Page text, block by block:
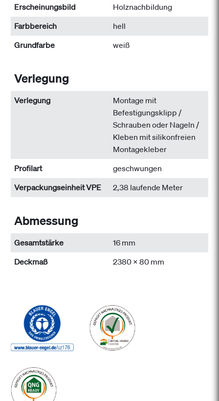
Erscheinungsbild
Holznachbildung
Farbbereich
hell
Grundfarbe
weiß
Verlegung
Verlegung
Montage mit
Befestigungsklipp /
Schrauben oder Nageln /
Kleben mit silikonfreien
Montagekleber
Profilart
geschwungen
Verpackungseinheit VPE
2,38 laufende Meter
Abmessung
Gesamtstärke
16 mm
Deckmaß
2380 x 80 mm